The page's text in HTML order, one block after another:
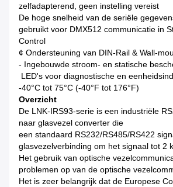
zelfadapterend, geen instelling vereist
De hoge snelheid van de seriële
gebruikt voor DMX512 communicatie in
Control
¢ Ondersteuning van DIN-Rail & Wall-
- Ingebouwde stroom- en statische
LED's voor diagnostische en
-40°C tot 75°C (-40°F tot 176°F)
Overzicht
De LNK-IRS93-serie is een industriële
naar glasvezel converter die
een standaard RS232/RS485/RS422
glasvezelverbinding om het signaal tot 2
Het gebruik van optische
problemen op van de optische
Het is zeer belangrijk dat de Europese